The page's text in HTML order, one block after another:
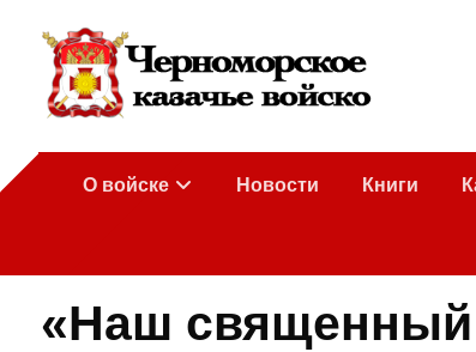
О войске Новости Книги
«Наш священный